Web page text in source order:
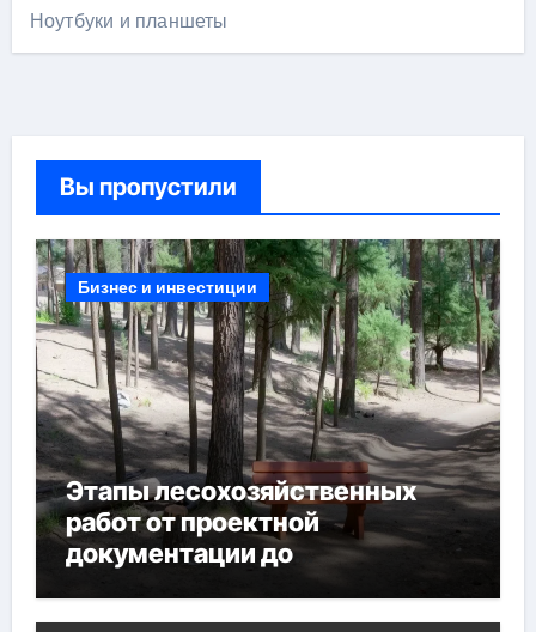
Ноутбуки и планшеты
Вы пропустили
Бизнес и инвестиции
Этапы лесохозяйственных
работ от проектной
документации до
мероприятий и обустройства